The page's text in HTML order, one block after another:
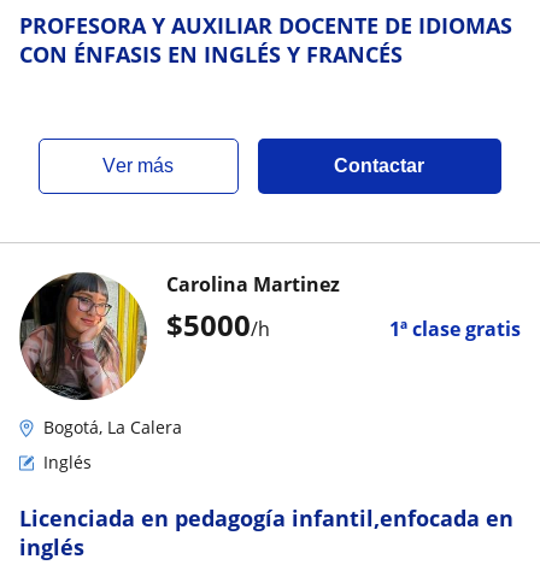
PROFESORA Y AUXILIAR DOCENTE DE IDIOMAS
CON ÉNFASIS EN INGLÉS Y FRANCÉS
ver más Contactar
$5000/h 1ª clase gratis
Carolina Martinez
Bogotá, La Calera
Inglés
Licenciada en pedagogía infantil,enfocada en
inglés